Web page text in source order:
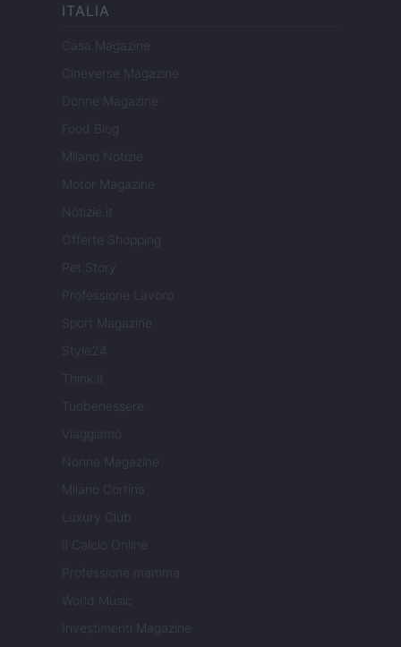
ITALIA
Casa Magazine
Cineverse Magazine
Donne Magazine
Food Blog
Milano Notizie
Motor Magazine
Notizie.it
Offerte Shopping
Pet Story
Professione Lavoro
Sport Magazine
Style24
Think.it
Tuobenessere
Viaggiamo
Nonne Magazine
Milano Cortina
Luxury Club
Il Calcio Online
Professione mamma
World Music
Investimenti Magazine